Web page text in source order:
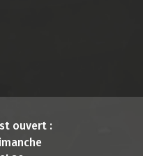
ouvert :